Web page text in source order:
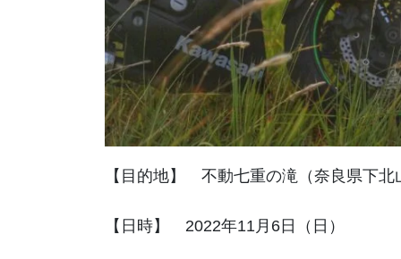
【目的地】 不動七重の滝（奈良県下北
【日時】 2022年11月6日（日）